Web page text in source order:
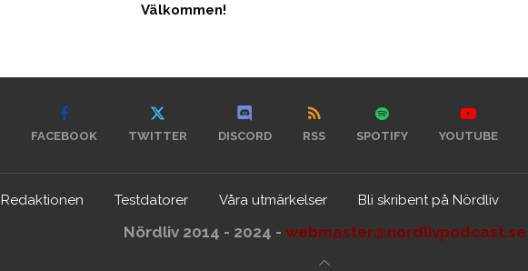
Välkommen!
FACEBOOK TWITTER DISCORD RSS SPOTIFY YOUTUBE
Redaktionen Testdatorer Våra utmärkelser Bli skribent på Nördliv
Nördliv 2014 - 2024 - webmaster@nordlivpodcast.se